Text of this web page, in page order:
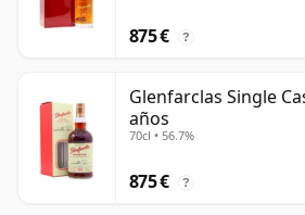
875 € ?
Glenfarclas Single
años
70cl • 56.7%
875 € ?